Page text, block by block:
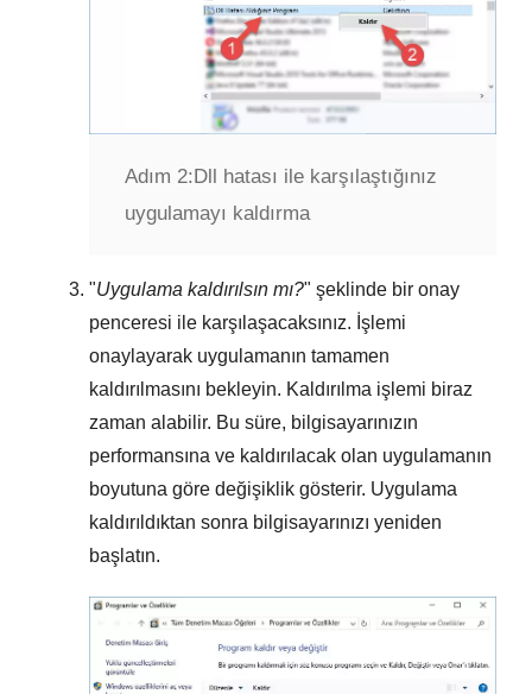
Adım 2:Dll hatası ile karşılaştığınız
uygulamayı kaldırma
"Uygulama kaldırılsın mı?" şeklinde bir onay
penceresi ile karşılaşacaksınız. İşlemi
onaylayarak uygulamanın tamamen
kaldırılmasını bekleyin. Kaldırılma işlemi biraz
zaman alabilir. Bu süre, bilgisayarınızın
performansına ve kaldırılacak olan uygulamanın
boyutuna göre değişiklik gösterir. Uygulama
kaldırıldıktan sonra bilgisayarınızı yeniden
başlatın.